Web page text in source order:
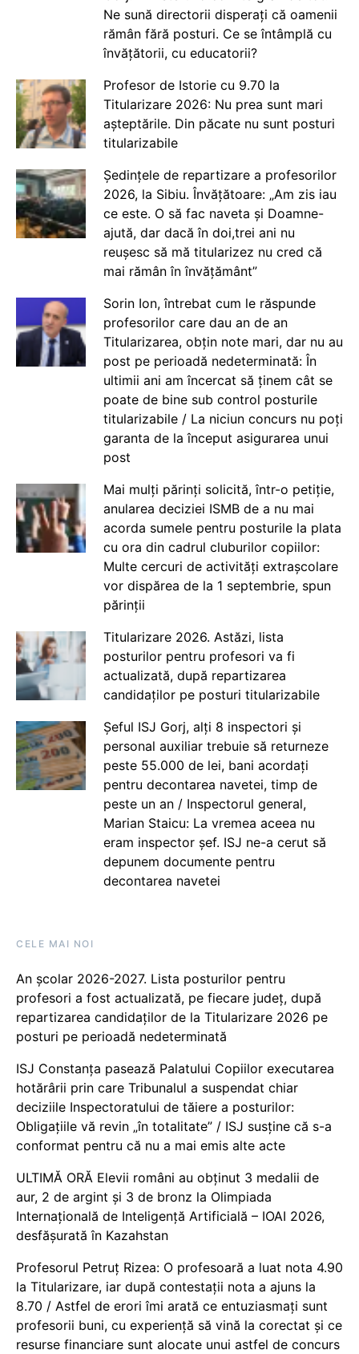
Ne sună directorii disperați că oamenii
rămân fără posturi. Ce se întâmplă cu
învățătorii, cu educatorii?
Profesor de Istorie cu 9.70 la
Titularizare 2026: Nu prea sunt mari
așteptările. Din păcate nu sunt posturi
titularizabile
Ședințele de repartizare a profesorilor
2026, la Sibiu. Învățătoare: „Am zis iau
ce este. O să fac naveta și Doamne-
ajută, dar dacă în doi,trei ani nu
reușesc să mă titularizez nu cred că
mai rămân în învățământ”
Sorin Ion, întrebat cum le răspunde
profesorilor care dau an de an
Titularizarea, obțin note mari, dar nu au
post pe perioadă nedeterminată: În
ultimii ani am încercat să ținem cât se
poate de bine sub control posturile
titularizabile / La niciun concurs nu poți
garanta de la început asigurarea unui
post
Mai mulți părinți solicită, într-o petiție,
anularea deciziei ISMB de a nu mai
acorda sumele pentru posturile la plata
cu ora din cadrul cluburilor copiilor:
Multe cercuri de activități extrașcolare
vor dispărea de la 1 septembrie, spun
părinții
Titularizare 2026. Astăzi, lista
posturilor pentru profesori va fi
actualizată, după repartizarea
candidaților pe posturi titularizabile
Șeful ISJ Gorj, alți 8 inspectori și
personal auxiliar trebuie să returneze
peste 55.000 de lei, bani acordați
pentru decontarea navetei, timp de
peste un an / Inspectorul general,
Marian Staicu: La vremea aceea nu
eram inspector șef. ISJ ne-a cerut să
depunem documente pentru
decontarea navetei
CELE MAI NOI
An școlar 2026-2027. Lista posturilor pentru
profesori a fost actualizată, pe fiecare județ, după
repartizarea candidaților de la Titularizare 2026 pe
posturi pe perioadă nedeterminată
ISJ Constanța pasează Palatului Copiilor executarea
hotărârii prin care Tribunalul a suspendat chiar
deciziile Inspectoratului de tăiere a posturilor:
Obligațiile vă revin „în totalitate” / ISJ susține că s-a
conformat pentru că nu a mai emis alte acte
ULTIMĂ ORĂ Elevii români au obținut 3 medalii de
aur, 2 de argint și 3 de bronz la Olimpiada
Internațională de Inteligență Artificială – IOAI 2026,
desfășurată în Kazahstan
Profesorul Petruț Rizea: O profesoară a luat nota 4.90
la Titularizare, iar după contestații nota a ajuns la
8.70 / Astfel de erori îmi arată ce entuziasmați sunt
profesorii buni, cu experiență să vină la corectat și ce
resurse financiare sunt alocate unui astfel de concurs